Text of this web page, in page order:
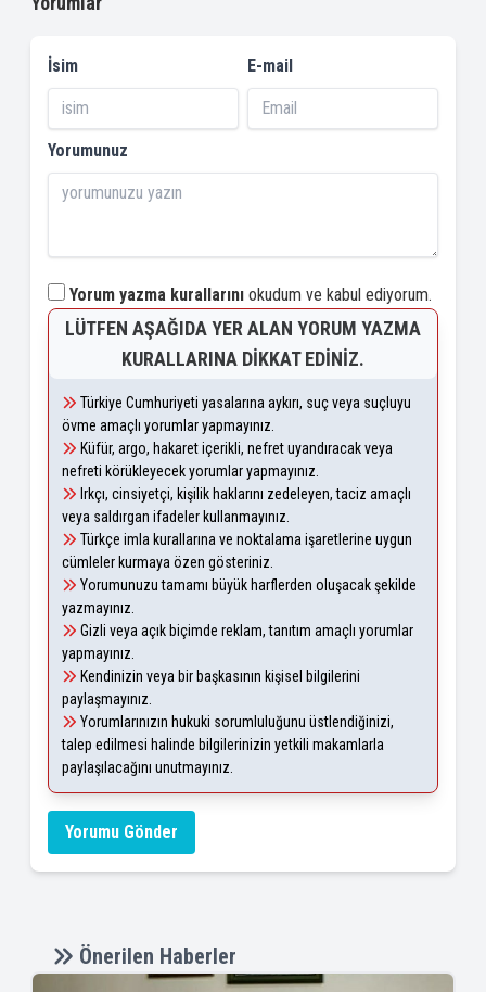
İsim E-mail
Yorumunuz
Yorum yazma kurallarını okudum ve kabul ediyorum.
LÜTFEN AŞAĞIDA YER ALAN YORUM YAZMA
KURALLARINA DIKKAT EDINIZ.
Türkiye Cumhuriyeti yasalarına aykırı, suç veya suçluyu
övme amaçlı yorumlar yapmayınız.
Küfür, argo, hakaret içerikli, nefret uyandıracak veya
nefreti körükleyecek yorumlar yapmayınız.
Irkçı, cinsiyetçi, kişilik haklarını zedeleyen, taciz amaçlı
veya saldırgan ifadeler kullanmayınız.
Türkçe imla kurallarına ve noktalama işaretlerine uygun
cümleler kurmaya özen gösteriniz.
Yorumunuzu tamamı büyük harflerden oluşacak şekilde
yazmayınız.
Gizli veya açık biçimde reklam, tanıtım amaçlı yorumlar
yapmayınız.
Kendinizin veya bir başkasının kişisel bilgilerini
paylaşmayınız.
Yorumlarınızın hukuki sorumluluğunu üstlendiğinizi,
talep edilmesi halinde bilgilerinizin yetkili makamlarla
paylaşılacağını unutmayınız.
Yorumu Gönder
Önerilen Haberler